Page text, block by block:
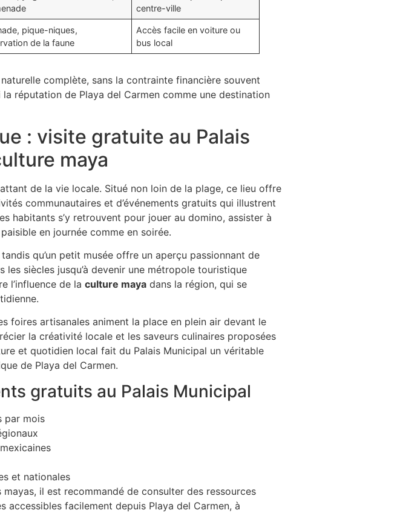
centre-ville
pique-niques,
de la faune
Accès facile en voiture ou
bus local
complète, sans la contrainte financière souvent
réputation de Playa del Carmen comme une destination
: visite gratuite au Palais
maya
de la vie locale. Situé non loin de la plage, ce lieu offre
communautaires et d’événements gratuits qui illustrent
habitants s’y retrouvent pour jouer au domino, assister à
en journée comme en soirée.
qu’un petit musée offre un aperçu passionnant de
siècles jusqu’à devenir une métropole touristique
l’influence de la culture maya dans la région, qui se
foires artisanales animent la place en plein air devant le
la créativité locale et les saveurs culinaires proposées
et quotidien local fait du Palais Municipal un véritable
de Playa del Carmen.
gratuits au Palais Municipal
par mois
et nationales
il est recommandé de consulter des ressources
accessibles facilement depuis Playa del Carmen, à